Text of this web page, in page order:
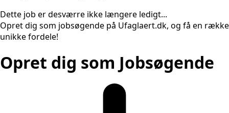
Dette job er desværre ikke længere ledigt...
Opret dig som jobsøgende på Ufaglaert.dk, og få en række
unikke fordele!
Opret dig som Jobsøgende